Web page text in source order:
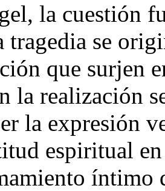
la cuestión
tragedia se
que surjen
la realización
la expresión
espiritual